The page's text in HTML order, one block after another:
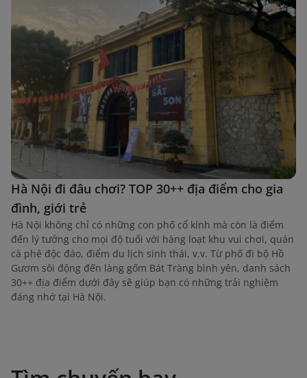
Hà Nội đi đâu chơi? TOP 30++ địa điểm cho gia
đình, giới trẻ
Hà Nội không chỉ có những con phố cổ kính mà còn là điểm
đến lý tưởng cho mọi độ tuổi với hàng loạt khu vui chơi, quán
cà phê độc đáo, điểm du lịch sinh thái, v.v. Từ phố đi bộ Hồ
Gươm sôi động đến làng gốm Bát Tràng bình yên, danh sách
30++ địa điểm dưới đây sẽ giúp bạn có những trải nghiệm
đáng nhớ tại Hà Nội.